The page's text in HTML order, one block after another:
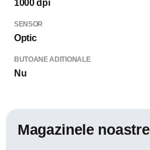
1000 dpi
SENSOR
Optic
BUTOANE ADITIONALE
Nu
Magazinele noastre